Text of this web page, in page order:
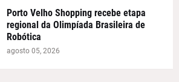
Porto Velho Shopping recebe etapa
regional da Olimpíada Brasileira de
Robótica
agosto 05, 2026